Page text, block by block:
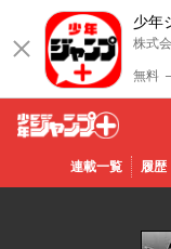
少年
株式
無料
少年ジ
ャンプ
連載一覧 履歴